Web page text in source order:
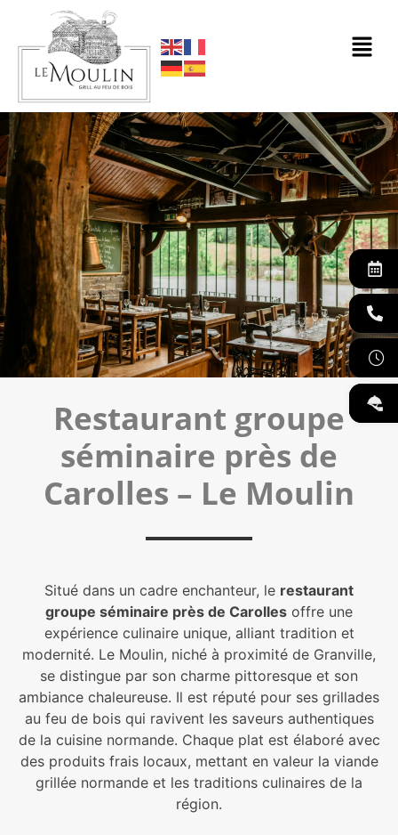
Restaurant groupe
séminaire près de
Carolles – Le Moulin
Situé dans un cadre enchanteur, le restaurant
groupe séminaire près de Carolles offre une
expérience culinaire unique, alliant tradition et
modernité. Le Moulin, niché à proximité de Granville,
se distingue par son charme pittoresque et son
ambiance chaleureuse. Il est réputé pour ses grillades
au feu de bois qui ravivent les saveurs authentiques
de la cuisine normande. Chaque plat est élaboré avec
des produits frais locaux, mettant en valeur la viande
grillée normande et les traditions culinaires de la
région.